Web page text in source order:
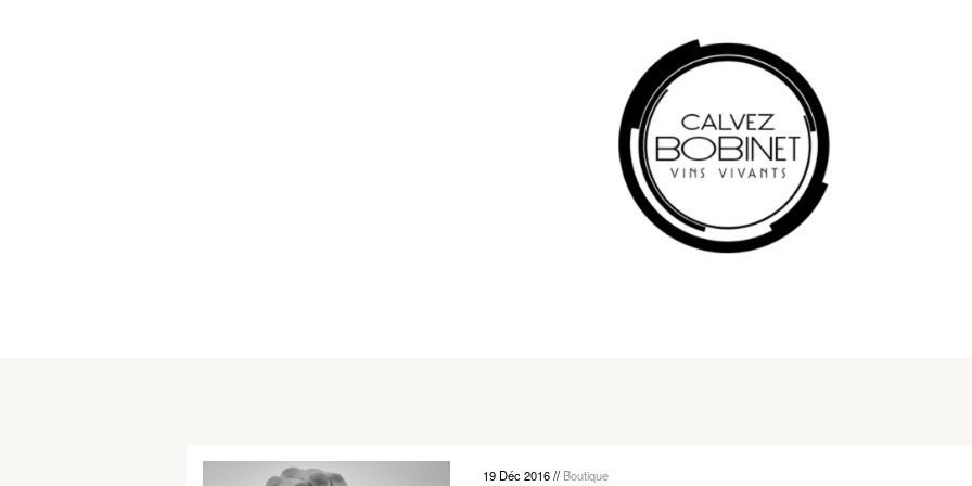
19 Déc 2016// Boutique